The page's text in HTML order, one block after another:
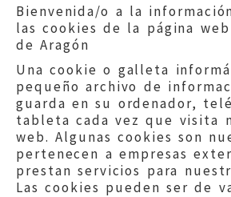
Bienvenida/o a la
las cookies de la página
de Aragón
Una cookie o galleta
pequeño archivo de
guarda en su ordenador,
tableta cada vez que visita
web. Algunas cookies son
pertenecen a empresas
prestan servicios para
Las cookies pueden ser de